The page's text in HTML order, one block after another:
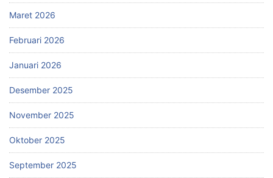
Maret 2026
Februari 2026
Januari 2026
Desember 2025
November 2025
Oktober 2025
September 2025